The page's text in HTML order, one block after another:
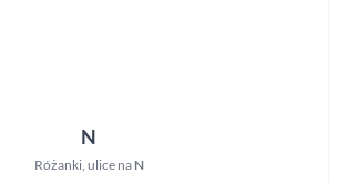
N
Różanki, ulice na N